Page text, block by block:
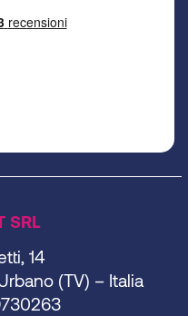
SRL
14
(TV) – Italia